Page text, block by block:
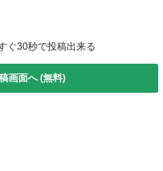
ぐ30秒で投稿出来る
画面へ (無料)